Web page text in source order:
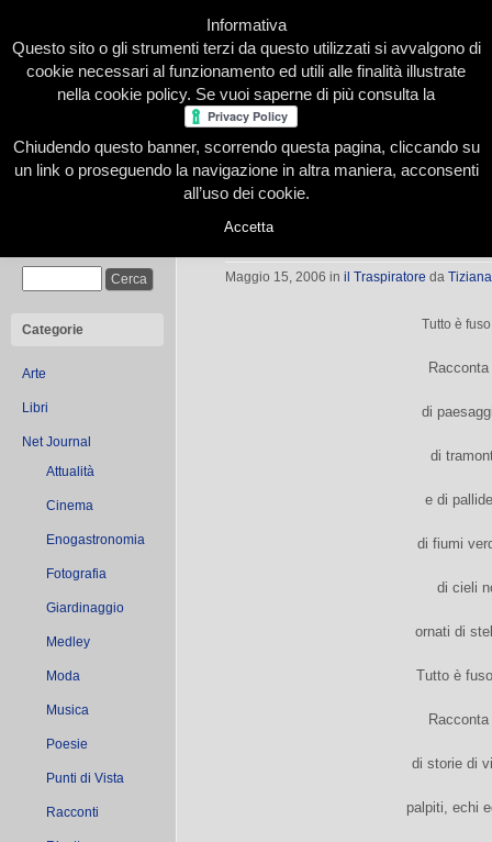
Home Presentazione Redazione Le nostre firme
Categorie
Arte
Libri
Net Journal
Attualità
Cinema
Enogastronomia
Fotografia
Giardinaggio
Medley
Moda
Musica
Poesie
Punti di Vista
Racconti
Aria
Maggio 15, 2006 in il Traspiratore da
Tutto è
di
di
e di
di fiumi
di cieli
ornati di
Tutto è
di storie di
palpiti, echi
Informativa
Questo sito o gli strumenti terzi da questo utilizzati si avvalgono di
cookie necessari al funzionamento ed utili alle finalità illustrate
nella cookie policy. Se vuoi saperne di più consulta la
Chiudendo questo banner, scorrendo questa pagina, cliccando su
un link o proseguendo la navigazione in altra maniera, acconsenti
all’uso dei cookie.
Accetta